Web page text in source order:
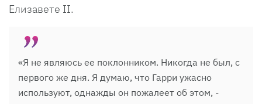
Елизавете II.
«Я не являюсь ее поклонником. Никогда не был, с
первого же дня. Я думаю, что Гарри ужасно
используют, однажды он пожалеет об этом, -